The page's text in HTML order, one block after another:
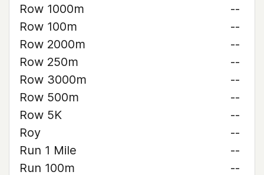
Row 1000m
--
Row 100m
--
Row 2000m
--
Row 250m
--
Row 3000m
--
Row 500m
--
Row 5K
--
Roy
--
Run 1 Mile
--
Run 100m
--